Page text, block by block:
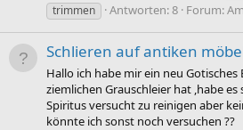
trimmen
Antworten: 8 Forum:
Schlieren auf antiken
Hallo ich habe mir ein neu
ziemlichen Grauschleier hat ,habe
Spiritus versucht zu reinigen aber
könnte ich sonst noch versuchen ??